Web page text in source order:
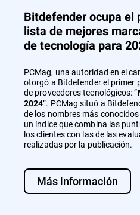
Bitdefender ocupa el
lista de mejores
de tecnología para
PCMag, una autoridad en el
otorgó a Bitdefender el primer
de proveedores tecnológicos: “
2024”. PCMag situó a
de los nombres más
un índice que combina las
los clientes con las de las
realizadas por la publicación.
Más información